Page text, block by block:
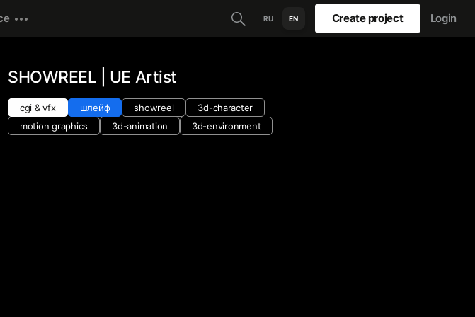
RU EN Create project Login
SHOWREEL | UE Artist
cgi & vfx шлейф showreel
3d-character
motion graphics
3d-animation 3d-environment